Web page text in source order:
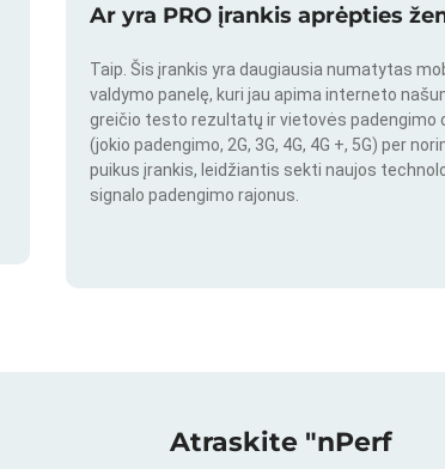
Ar yra PRO įrankis aprėpties
Taip. Šis įrankis yra daugiausia numatytas
valdymo panelę, kuri jau apima interneto
greičio testo rezultatų ir vietovės padengimo
(jokio padengimo, 2G, 3G, 4G, 4G +, 5G) per
puikus įrankis, leidžiantis sekti naujos
signalo padengimo rajonus.
Atraskite "nPerf